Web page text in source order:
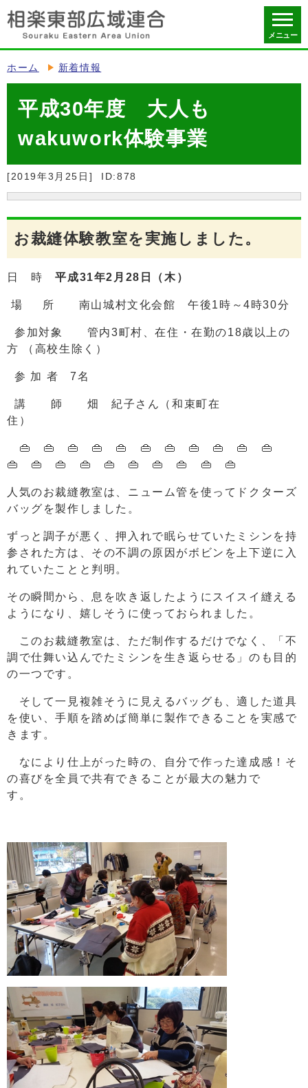
メニュー
ホーム 新着情報
平成30年度 大人も
wakuwork体験事業
[2019年3月25日] ID:878
お裁縫体験教室を実施しました。
日 時平成31年2月28日（木）
場 所 南山城村文化会館 午後1時～4時30分
参加対象 管内3町村、在住・在勤の18歳以上の
方 （高校生除く）
参 加 者 7名
講 師 畑 紀子さん（和束町在
住）
👜 👜 👜 👜 👜 👜 👜 👜 👜 👜 👜
👜 👜 👜 👜 👜 👜 👜 👜 👜 👜
人気のお裁縫教室は、ニューム管を使ってドクターズ
バッグを製作しました。
ずっと調子が悪く、押入れで眠らせていたミシンを持
参された方は、その不調の原因がボビンを上下逆に入
れていたことと判明。
その瞬間から、息を吹き返したようにスイスイ縫える
ようになり、嬉しそうに使っておられました。
このお裁縫教室は、ただ制作するだけでなく、「不
調で仕舞い込んでたミシンを生き返らせる」のも目的
の一つです。
そして一見複雑そうに見えるバッグも、適した道具
を使い、手順を踏めば簡単に製作できることを実感で
きます。
なにより仕上がった時の、自分で作った達成感！そ
の喜びを全員で共有できることが最大の魅力で
す